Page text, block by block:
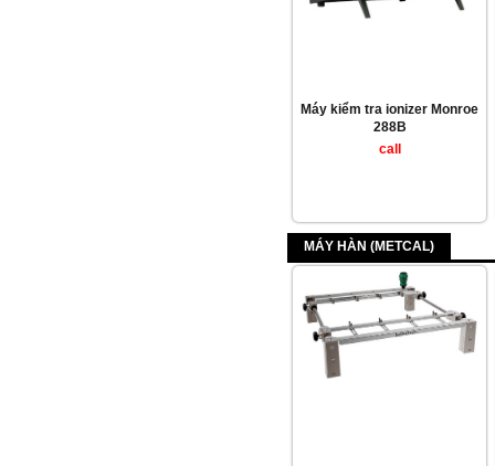
Máy kiểm tra ionizer Monroe
288B
call
MÁY HÀN (METCAL)